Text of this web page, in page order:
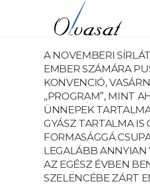
A NOVEMBERI
EMBER SZÁMÁRA
KONVENCIÓ,
„PROGRAM”, MINT
ÜNNEPEK
GYÁSZ TARTALMA IS
FORMASÁGGÁ
LEGALÁBB ANNYIAN
AZ EGÉSZ ÉVBEN
SZELENCÉBE ZÁRT